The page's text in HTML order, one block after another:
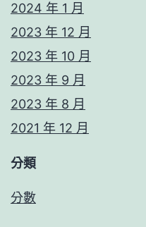
2024 年 1 月
2023 年 12 月
2023 年 10 月
2023 年 9 月
2023 年 8 月
2021 年 12 月
分類
分數